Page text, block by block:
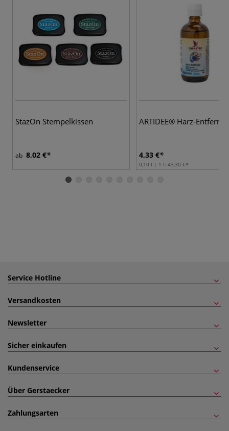
StazOn Stempelkissen
ab 8,02 €
ARTIDEE® Harz-Entferner
4,33 €
0,10 l | 1 l: 43,30 €
Service Hotline
Versandkosten
Newsletter
Sicher einkaufen
Kundenservice
Über Gerstaecker
Zahlungsarten